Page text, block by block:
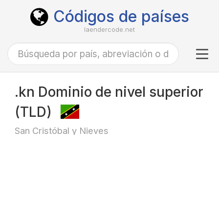
Códigos de países
laendercode.net
.kn Dominio de nivel superior
(TLD)
San Cristóbal y Nieves